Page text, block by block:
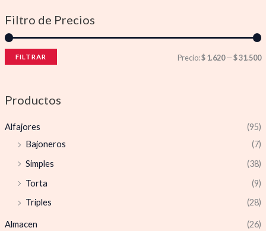
Filtro de Precios
FILTRAR Precio:$ 1.620—$ 31.500
Productos
Alfajores
(95)
Bajoneros
(7)
Simples
(38)
Torta
(9)
Triples
(28)
Almacen
(26)